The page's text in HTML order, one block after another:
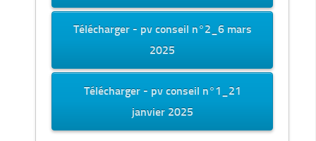
Télécharger - pv conseil n°2_6 mars
2025
Télécharger - pv conseil n°1_21
janvier 2025